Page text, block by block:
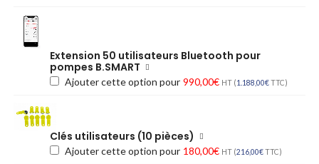
Extension 50 utilisateurs Bluetooth pour
pompes B.SMART
Ajouter cette option pour 990,00€ HT (1.188,00€TTC)
Clés utilisateurs (10 pièces)
Ajouter cette option pour 180,00€ HT (216,00€TTC)